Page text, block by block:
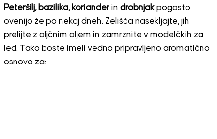
Peteršilj, bazilika, koriander in drobnjakpogosto
ovenijo že po nekaj dneh. Zelišča nasekljajte, jih
prelijte z oljčnim oljem in zamrznite v modelčkih za
led. Tako boste imeli vedno pripravljeno aromatično
osnovo za: